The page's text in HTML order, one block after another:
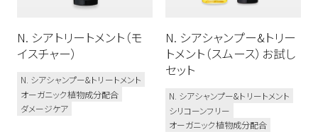
N. シアトリートメント（モ
イスチャー）
N. シアシャンプー&トリートメント
オーガニック植物成分配合
ダメージケア
N. シアシャンプー&トリー
トメント（スムース）お試し
セット
N. シアシャンプー&トリートメント
シリコーンフリー
オーガニック植物成分配合